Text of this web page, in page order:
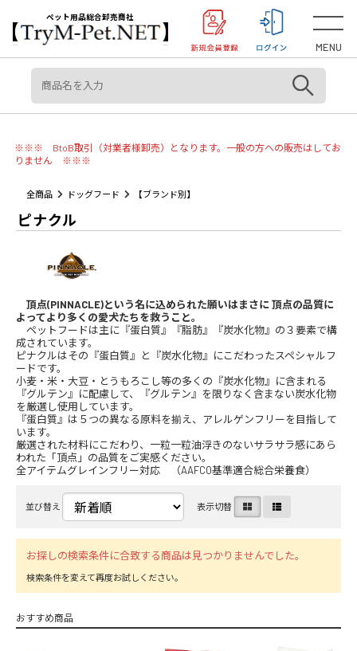
＜重要＞【オリジン】【アカナ】販売元変更のご案内
ペット用品総合卸売商社
MENU
※※※ BtoB取引（対業者様卸売）となります。一般の方への販売はしてお
りません ※※※
全商品 ドッグフード 【ブランド別】
ピナクル
頂点(PINNACLE)という名に込められた願いはまさに 頂点の品質に
よってより多くの愛犬たちを救うこと。
ペットフードは主に『蛋白質』『脂肪』『炭水化物』の３要素で構
成されています。
ピナクルはその『蛋白質』と『炭水化物』にこだわったスペシャルフ
ードです。
小麦・米・大豆・とうもろこし等の多くの『炭水化物』に含まれる
『グルテン』に配慮して、『グルテン』を限りなく含まない炭水化物
を厳選し使用しています。
『蛋白質』は５つの異なる原料を揃え、アレルゲンフリーを目指して
います。
厳選された材料にこだわり、一粒一粒油浮きのないサラサラ感にあら
われた「頂点」の品質をご実感ください。
全アイテムグレインフリー対応 （AAFCO基準適合総合栄養食）
並び替え 表示切替
お探しの検索条件に合致する商品は見つかりませんでした。
おすすめ商品